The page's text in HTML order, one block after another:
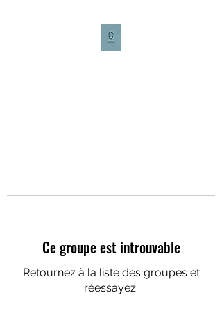
Ce groupe est introuvable
Retournez à la liste des groupes et
réessayez.